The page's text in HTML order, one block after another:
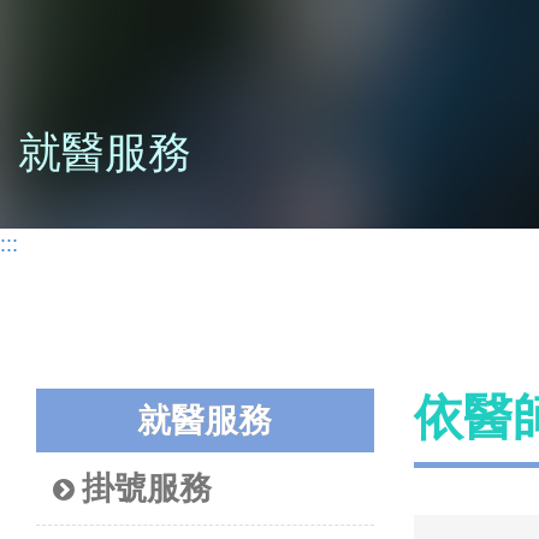
就醫服務
:::
就醫服務
掛號服務
依醫